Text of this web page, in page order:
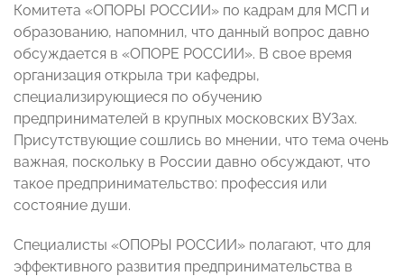
Комитета «ОПОРЫ РОССИИ» по кадрам для МСП и
образованию, напомнил, что данный вопрос давно
обсуждается в «ОПОРЕ РОССИИ». В свое время
организация открыла три кафедры,
специализирующиеся по обучению
предпринимателей в крупных московских ВУЗах.
Присутствующие сошлись во мнении, что тема очень
важная, поскольку в России давно обсуждают, что
такое предпринимательство: профессия или
состояние души.
Специалисты «ОПОРЫ РОССИИ» полагают, что для
эффективного развития предпринимательства в